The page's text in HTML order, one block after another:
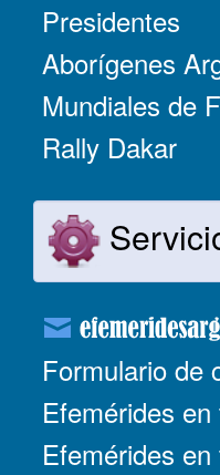
Presidentes
Aborígenes
Mundiales de
Rally Dakar
Formulario de
Efemérides
Efemérides